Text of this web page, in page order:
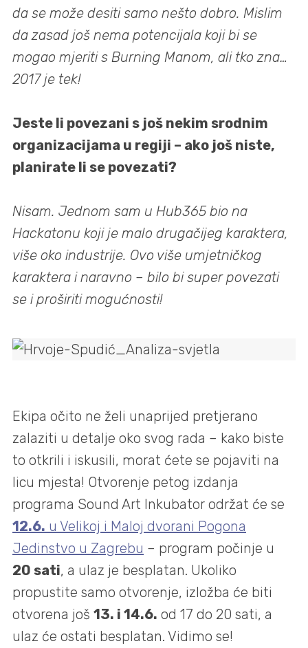
da se može desiti samo nešto dobro. Mislim
da zasad još nema potencijala koji bi se
mogao mjeriti s Burning Manom, ali tko zna…
2017 je tek!
Jeste li povezani s još nekim srodnim
organizacijama u regiji – ako još niste,
planirate li se povezati?
Nisam. Jednom sam u Hub365 bio na
Hackatonu koji je malo drugačijeg karaktera,
više oko industrije. Ovo više umjetničkog
karaktera i naravno – bilo bi super povezati
se i proširiti mogućnosti!
Ekipa očito ne želi unaprijed pretjerano
zalaziti u detalje oko svog rada – kako biste
to otkrili i iskusili, morat ćete se pojaviti na
licu mjesta! Otvorenje petog izdanja
programa Sound Art Inkubator održat će se
12.6. u Velikoj i Maloj dvorani Pogona
Jedinstvo u Zagrebu – program počinje u
20 sati, a ulaz je besplatan. Ukoliko
propustite samo otvorenje, izložba će biti
otvorena još 13. i 14.6. od 17 do 20 sati, a
ulaz će ostati besplatan. Vidimo se!